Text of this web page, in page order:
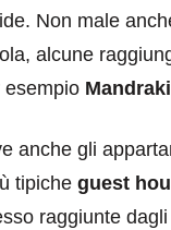
Non male
alcune
esempio Mandraki
anche gli
tipiche guest
raggiunte